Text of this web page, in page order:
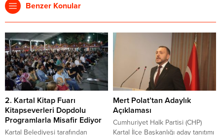
Benzer Konular
2. Kartal Kitap Fuarı
Kitapseverleri Dopdolu
Programlarla Misafir Ediyor
Kartal Belediyesi tarafından
Mert Polat’tan Adaylık
Açıklaması
Cumhuriyet Halk Partisi (CHP)
Kartal İlçe Başkanlığı aday tanıtımı